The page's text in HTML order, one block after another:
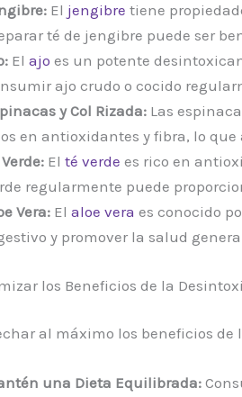
El jengibre tiene
té de jengibre puede ser
El ajo es un potente
ajo crudo o cocido
y Col Rizada:Las
en antioxidantes y fibra, lo
El té verde es rico en
regularmente puede
Vera:El aloe vera es conocido
y promover la salud
los Beneficios de la
al máximo los beneficios
una Dieta Equilibrada: